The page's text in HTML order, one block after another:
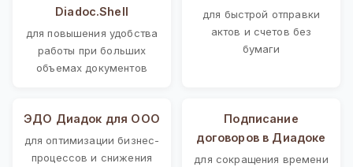
Diadoc.Shell
для повышения удобства
работы при больших
объемах документов
для быстрой отправки
актов и счетов без
бумаги
ЭДО Диадок для ООО
для оптимизации бизнес-
процессов и снижения
Подписание
договоров в Диадоке
для сокращения времени